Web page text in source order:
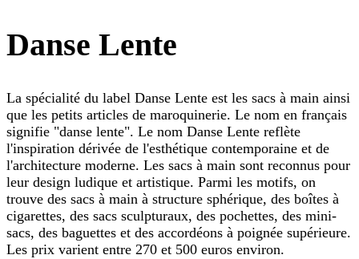
Danse Lente
La spécialité du label Danse Lente est les sacs à main ainsi
que les petits articles de maroquinerie. Le nom en français
signifie "danse lente". Le nom Danse Lente reflète
l'inspiration dérivée de l'esthétique contemporaine et de
l'architecture moderne. Les sacs à main sont reconnus pour
leur design ludique et artistique. Parmi les motifs, on
trouve des sacs à main à structure sphérique, des boîtes à
cigarettes, des sacs sculpturaux, des pochettes, des mini-
sacs, des baguettes et des accordéons à poignée supérieure.
Les prix varient entre 270 et 500 euros environ.